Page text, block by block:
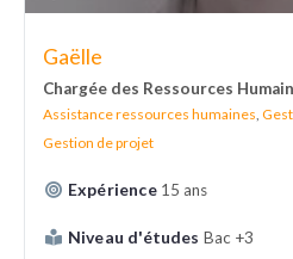
Gaëlle
Chargée des Ressources
Assistance ressources humaines,
Gestion de projet
Expérience 15 ans
Niveau d'études Bac +3